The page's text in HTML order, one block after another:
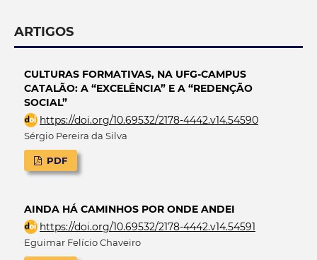
ARTIGOS
CULTURAS FORMATIVAS, NA UFG-CAMPUS
CATALÃO: A “EXCELÊNCIA” E A “REDENÇÃO
SOCIAL”
https://doi.org/10.69532/2178-4442.v14.54590
Sérgio Pereira da Silva
PDF
AINDA HÁ CAMINHOS POR ONDE ANDEI
https://doi.org/10.69532/2178-4442.v14.54591
Eguimar Felício Chaveiro